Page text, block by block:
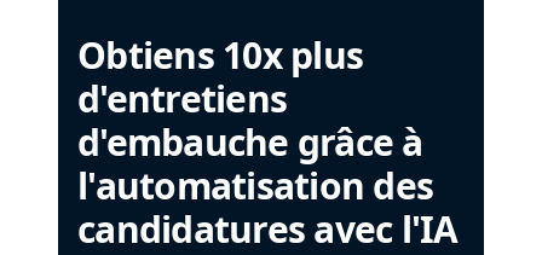
Obtiens 10x plus
d'entretiens
d'embauche grâce à
l'automatisation des
candidatures avec l'IA